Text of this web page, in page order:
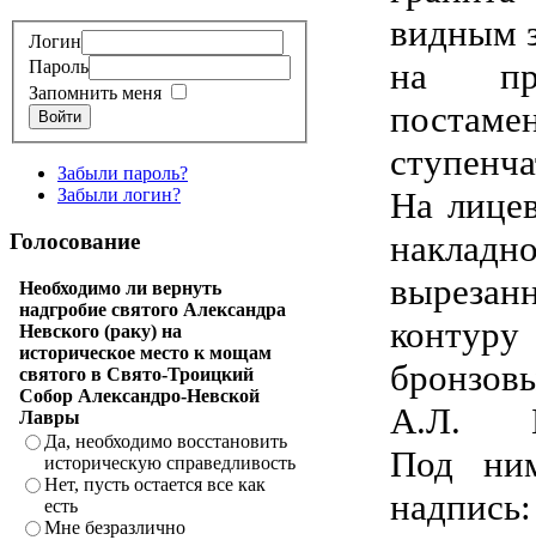
Логин
Пароль
Запомнить меня
Войти
Забыли пароль?
Забыли логин?
Голосование
Необходимо ли вернуть
надгробие святого Александра
Невского (раку) на
историческое место к мощам
святого в Свято-Троицкий
Собор Александро-Невской
Лавры
Да, необходимо восстановить
историческую справедливость
Нет, пусть остается все как
есть
Мне безразлично
видным
на
На
А.Л.
Под
надпись: